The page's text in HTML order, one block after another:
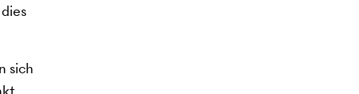
sich